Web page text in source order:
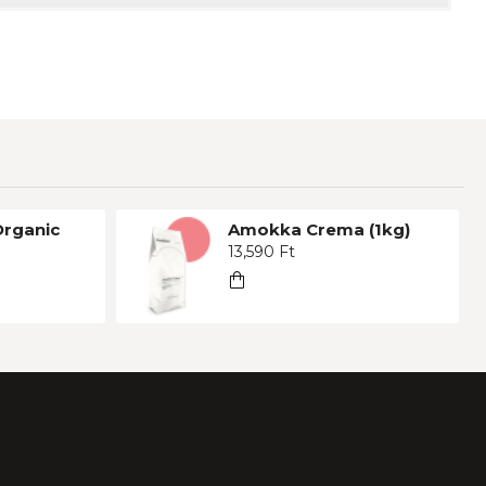
Amokka Crema (1kg)
13,590 Ft